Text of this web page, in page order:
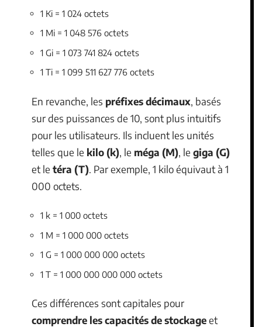
1 Ki = 1 024 octets
1 Mi = 1 048 576 octets
1 Gi = 1 073 741 824 octets
1 Ti = 1 099 511 627 776 octets
En revanche, les préfixes décimaux, basés
sur des puissances de 10, sont plus intuitifs
pour les utilisateurs. Ils incluent les unités
telles que le kilo (k), le méga (M), le giga (G)
et le téra (T). Par exemple, 1 kilo équivaut à 1
000 octets.
1 k = 1 000 octets
1 M = 1 000 000 octets
1 G = 1 000 000 000 octets
1 T = 1 000 000 000 000 octets
Ces différences sont capitales pour
comprendre les capacités de stockageet